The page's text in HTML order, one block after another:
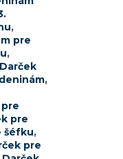
,
pre
,
Darček
,
pre
šéfku,
pre